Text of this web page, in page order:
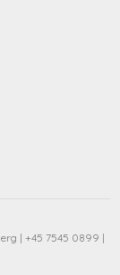
| +45 7545 0899 |